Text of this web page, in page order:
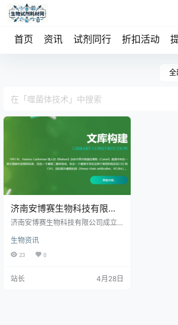
首页 资讯 试剂同行 折扣活动
全
济南安博赛生物科技有限公
司
济南安博赛生物科技有限公司成立
断领域的新兴企业，致力于纳米抗
体和噬菌体技术的深度研发，应用
项领先的技术及仪器，以噬菌体展
生物资讯
23 0
站长 4月28日